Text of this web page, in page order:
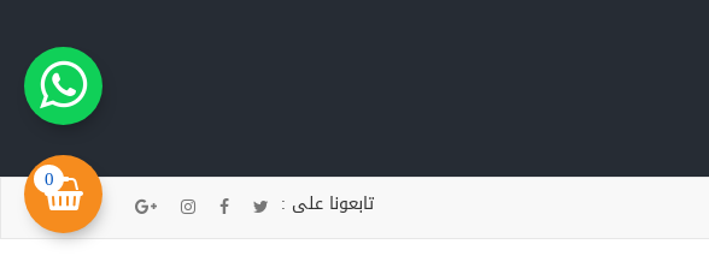
0
تابعونا على :